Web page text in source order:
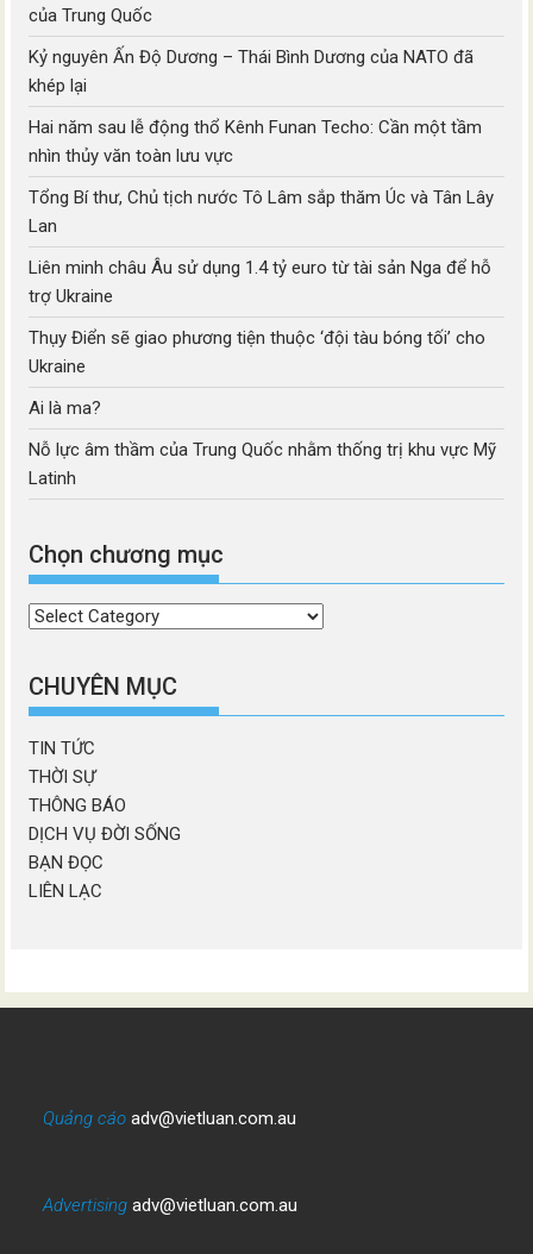
của Trung Quốc
Kỷ nguyên Ấn Độ Dương – Thái Bình Dương của NATO đã
khép lại
Hai năm sau lễ động thổ Kênh Funan Techo: Cần một tầm
nhìn thủy văn toàn lưu vực
Tổng Bí thư, Chủ tịch nước Tô Lâm sắp thăm Úc và Tân Lây
Lan
Liên minh châu Âu sử dụng 1.4 tỷ euro từ tài sản Nga để hỗ
trợ Ukraine
Thụy Điển sẽ giao phương tiện thuộc ‘đội tàu bóng tối’ cho
Ukraine
Ai là ma?
Nỗ lực âm thầm của Trung Quốc nhằm thống trị khu vực Mỹ
Latinh
Chọn chương mục
Chọn
mục
CHUYÊN MỤC
TIN TỨC
THỜI SỰ
THÔNG BÁO
DỊCH VỤ ĐỜI SỐNG
BẠN ĐỌC
LIÊN LẠC
Quảng cáo adv@vietluan.com.au
Advertising adv@vietluan.com.au